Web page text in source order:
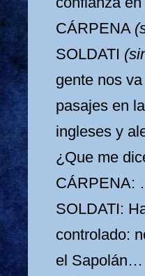
CÁRPENA
SOLDATI
gente nos
pasajes en
ingleses y
¿Que me
CÁRPENA:
SOLDATI:
controlado:
el Sapolán…